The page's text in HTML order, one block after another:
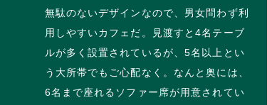
無駄のないデザインなので、男女問わず利
用しやすいカフェだ。見渡すと4名テーブ
ルが多く設置されているが、5名以上とい
う大所帯でもご心配なく。なんと奥には、
6名まで座れるソファー席が用意されてい